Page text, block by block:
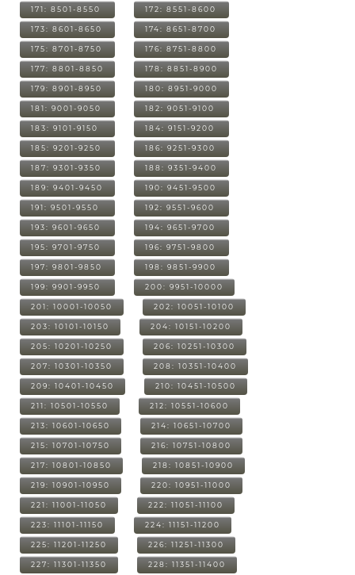
171: 8501-8550 172: 8551-8600
173: 8601-8650 174: 8651-8700
175: 8701-8750 176: 8751-8800
177: 8801-8850 178: 8851-8900
179: 8901-8950 180: 8951-9000
181: 9001-9050 182: 9051-9100
183: 9101-9150 184: 9151-9200
185: 9201-9250 186: 9251-9300
187: 9301-9350 188: 9351-9400
189: 9401-9450 190: 9451-9500
191: 9501-9550 192: 9551-9600
193: 9601-9650 194: 9651-9700
195: 9701-9750 196: 9751-9800
197: 9801-9850 198: 9851-9900
199: 9901-9950 200: 9951-10000
201: 10001-10050 202: 10051-10100
203: 10101-10150 204: 10151-10200
205: 10201-10250 206: 10251-10300
207: 10301-10350 208: 10351-10400
209: 10401-10450 210: 10451-10500
211: 10501-10550 212: 10551-10600
213: 10601-10650 214: 10651-10700
215: 10701-10750 216: 10751-10800
217: 10801-10850 218: 10851-10900
219: 10901-10950 220: 10951-11000
221: 11001-11050 222: 11051-11100
223: 11101-11150 224: 11151-11200
225: 11201-11250 226: 11251-11300
227: 11301-11350 228: 11351-11400